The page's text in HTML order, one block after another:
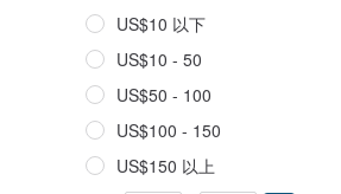
US$10 以下
US$10 - 50
US$50 - 100
US$100 - 150
US$150 以上